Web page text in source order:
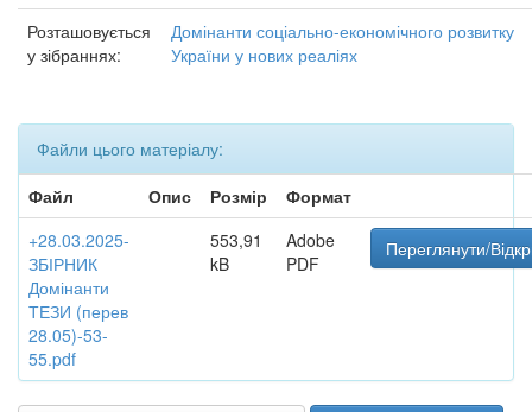
Розташовується
у зібраннях:
Домінанти соціально-економічного розвитку
України у нових реаліях
Файли цього матеріалу:
Файл
Опис Розмір
Формат
+28.03.2025-
ЗБІРНИК
Домінанти
ТЕЗИ (перев
28.05)-53-
55.pdf
553,91
kB
Adobe
PDF
Переглянути/